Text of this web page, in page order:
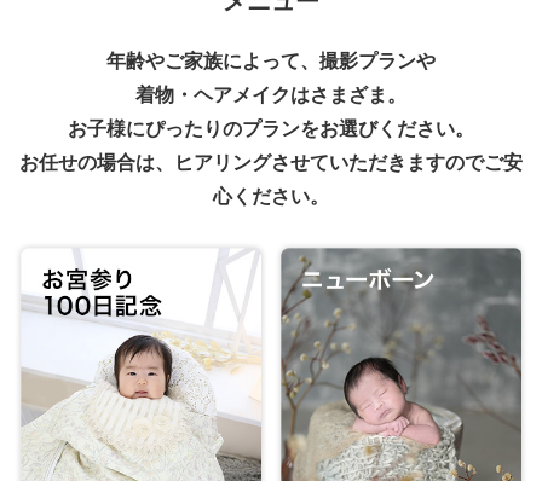
年齢やご家族によって、撮影プランや
着物・ヘアメイクはさまざま。
お子様にぴったりのプランをお選びください。
お任せの場合は、ヒアリングさせていただきますのでご安
心ください。